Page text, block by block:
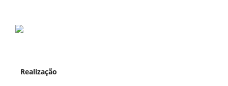
Realização